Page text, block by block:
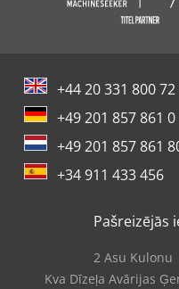
+44 20 331 800 72
+49 201 857 861 0
+49 201 857 861
+34 911 433 456
Pašreizējās
2 Asu Kulonu
Kva Dīzeļa Avārijas